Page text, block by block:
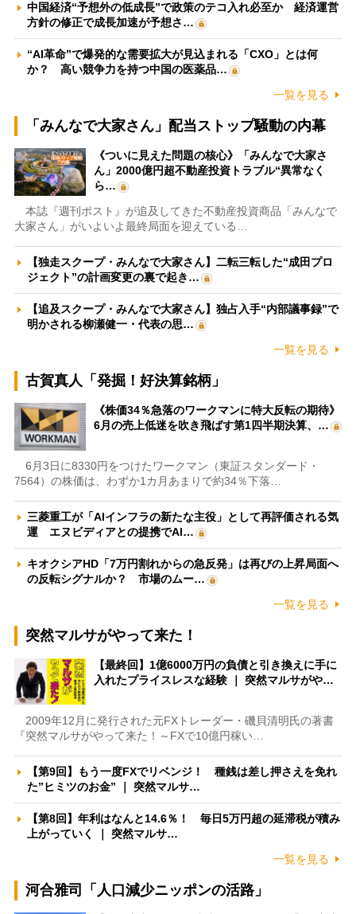
中国経済“予想外の低成長”で政策のテコ入れ必至か 経済運営
方針の修正で成長加速が予想さ…
“AI革命”で爆発的な需要拡大が見込まれる「CXO」とは何
か？ 高い競争力を持つ中国の医薬品…
一覧を見る
「みんなで大家さん」配当ストップ騒動の内幕
《ついに見えた問題の核心》「みんなで大家さ
ん」2000億円超不動産投資トラブル“異常なく
ら…
本誌『週刊ポスト』が追及してきた不動産投資商品「みんなで
大家さん」がいよいよ最終局面を迎えている…
【独走スクープ・みんなで大家さん】二転三転した“成田プロ
ジェクト”の計画変更の裏で起き…
【追及スクープ・みんなで大家さん】独占入手“内部議事録”で
明かされる柳瀬健一・代表の思…
一覧を見る
古賀真人「発掘！好決算銘柄」
《株価34％急落のワークマンに特大反転の期待》
6月の売上低迷を吹き飛ばす第1四半期決算、…
6月3日に8330円をつけたワークマン（東証スタンダード・
7564）の株価は、わずか1カ月あまりで約34％下落…
三菱重工が「AIインフラの新たな主役」として再評価される気
運 エヌビディアとの提携でAI…
キオクシアHD「7万円割れからの急反発」は再びの上昇局面へ
の反転シグナルか？ 市場のムー…
一覧を見る
突然マルサがやって来た！
【最終回】1億6000万円の負債と引き換えに手に
入れたプライスレスな経験 ｜ 突然マルサがや…
2009年12月に発行された元FXトレーダー・磯貝清明氏の著書
『突然マルサがやって来た！～FXで10億円稼い…
【第9回】もう一度FXでリベンジ！ 種銭は差し押さえを免れ
た”ヒミツのお金” ｜ 突然マルサ…
【第8回】年利はなんと14.6％！ 毎日5万円超の延滞税が積み
上がっていく ｜ 突然マルサ…
一覧を見る
河合雅司「人口減少ニッポンの活路」